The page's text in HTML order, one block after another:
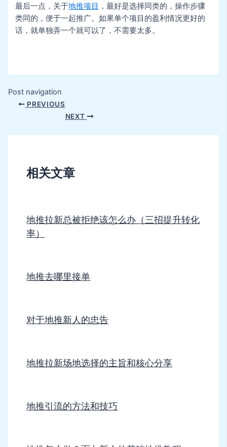
最后一点，关于地推项目 ，最好是选择同类的，操作步骤
类同的，便于一起推广。如果单个项目的盈利情况更好的
话，就单独弄一个就可以了，不需要太多。
Post navigation
PREVIOUS
NEXT
相关文章
地推拉新总被拒绝该怎么办（三招提升转化
率）
地推去哪里接单
对于地推新人的忠告
地推拉新场地选择的主旨和核心分享
地推引流的方法和技巧